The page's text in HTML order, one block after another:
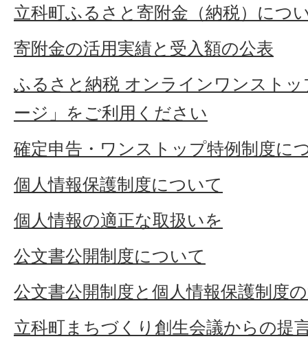
立科町ふるさと寄附金（納税）につ
寄附金の活用実績と受入額の公表
ふるさと納税 オンラインワンスト
ージ」をご利用ください
確定申告・ワンストップ特例制度に
個人情報保護制度について
個人情報の適正な取扱いを
公文書公開制度について
公文書公開制度と個人情報保護制度
立科町まちづくり創生会議からの提